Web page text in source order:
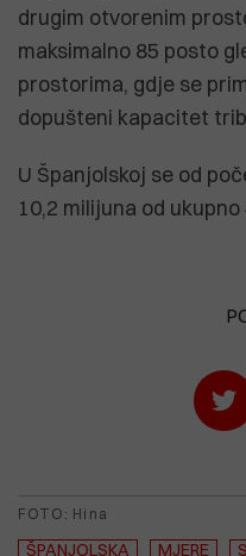
drugim otvorenim
maksimalno 85 posto
prostorima, gdje se
dopušteni kapacitet
U Španjolskoj se od
10,2 milijuna od
FOTO: Hina
ŠPANJOLSKA MJERE